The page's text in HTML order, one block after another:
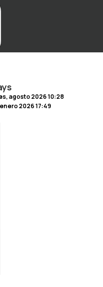
agosto 2026 10:28
2026 17:49